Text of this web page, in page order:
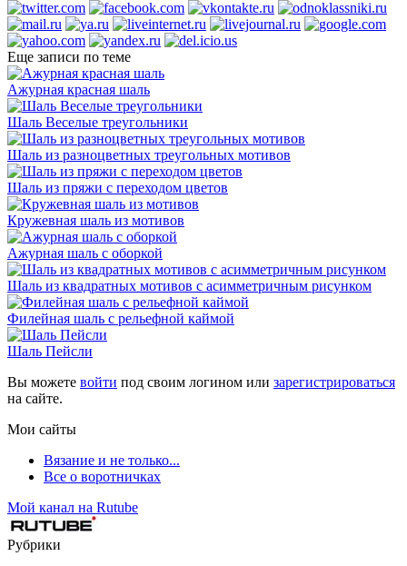
Еще записи по теме
Ажурная красная шаль
Шаль Веселые треугольники
Шаль из разноцветных треугольных мотивов
Шаль из пряжи с переходом цветов
Кружевная шаль из мотивов
Ажурная шаль с оборкой
Шаль из квадратных мотивов с асимметричным рисунком
Филейная шаль с рельефной каймой
Шаль Пейсли
Вы можете войти под своим логином или зарегистрироваться
на сайте.
Мои сайты
Вязание и не только...
Все о воротничках
Мой канал на Rutube
Рубрики